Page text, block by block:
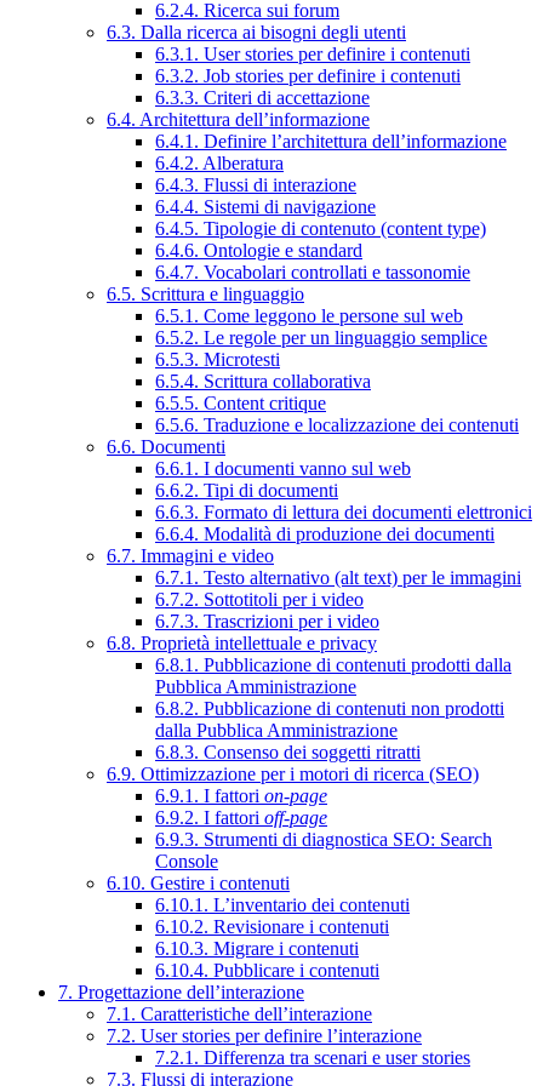
6.2.4. Ricerca sui forum
6.3. Dalla ricerca ai bisogni degli utenti
6.3.1. User stories per definire i contenuti
6.3.2. Job stories per definire i contenuti
6.3.3. Criteri di accettazione
6.4. Architettura dell’informazione
6.4.1. Definire l’architettura dell’informazione
6.4.2. Alberatura
6.4.3. Flussi di interazione
6.4.4. Sistemi di navigazione
6.4.5. Tipologie di contenuto (content type)
6.4.6. Ontologie e standard
6.4.7. Vocabolari controllati e tassonomie
6.5. Scrittura e linguaggio
6.5.1. Come leggono le persone sul web
6.5.2. Le regole per un linguaggio semplice
6.5.3. Microtesti
6.5.4. Scrittura collaborativa
6.5.5. Content critique
6.5.6. Traduzione e localizzazione dei contenuti
6.6. Documenti
6.6.1. I documenti vanno sul web
6.6.2. Tipi di documenti
6.6.3. Formato di lettura dei documenti elettronici
6.6.4. Modalità di produzione dei documenti
6.7. Immagini e video
6.7.1. Testo alternativo (alt text) per le immagini
6.7.2. Sottotitoli per i video
6.7.3. Trascrizioni per i video
6.8. Proprietà intellettuale e privacy
6.8.1. Pubblicazione di contenuti prodotti dalla
Pubblica Amministrazione
6.8.2. Pubblicazione di contenuti non prodotti
dalla Pubblica Amministrazione
6.8.3. Consenso dei soggetti ritratti
6.9. Ottimizzazione per i motori di ricerca (SEO)
6.9.1. I fattori on-page
6.9.2. I fattori off-page
6.9.3. Strumenti di diagnostica SEO: Search
Console
6.10. Gestire i contenuti
6.10.1. L’inventario dei contenuti
6.10.2. Revisionare i contenuti
6.10.3. Migrare i contenuti
6.10.4. Pubblicare i contenuti
7. Progettazione dell’interazione
7.1. Caratteristiche dell’interazione
7.2. User stories per definire l’interazione
7.2.1. Differenza tra scenari e user stories
7.3. Flussi di interazione